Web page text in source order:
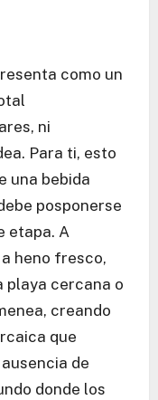
como un
ni
Para ti, esto
una bebida
posponerse
etapa. A
heno fresco,
playa cercana o
creando
que
de
donde los